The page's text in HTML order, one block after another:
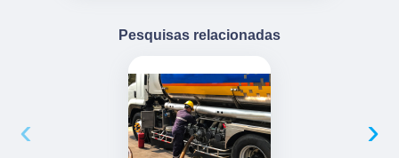
Pesquisas relacionadas
‹ ›